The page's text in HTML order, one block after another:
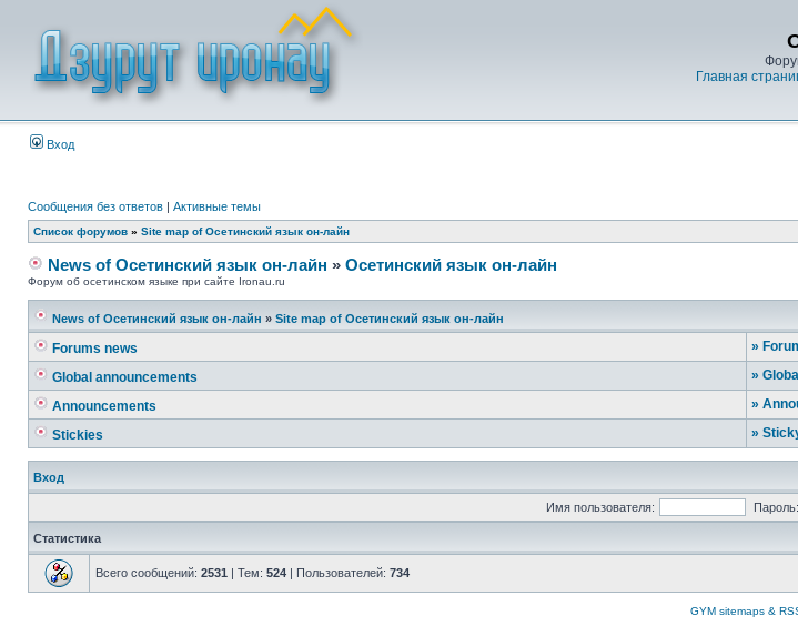
Главная
Вход
Сообщения без ответов | Активные темы
Список форумов » Site map of Осетинский язык он-лайн
News of Осетинский язык он-лайн » Осетинский язык он-лайн
Форум об осетинском языке при сайте Ironau.ru
News of Осетинский язык он-лайн » Site map of Осетинский язык он-лайн
Forums news »
Global announcements
»
Announcements
»
Stickies
»
Вход
Имя пользователя: Пароль:
Статистика
Всего сообщений: 2531 | Тем: 524 | Пользователей: 734
GYM sitemaps &